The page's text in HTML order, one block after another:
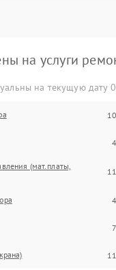
на услуги
на текущую дату
(мат.платы,